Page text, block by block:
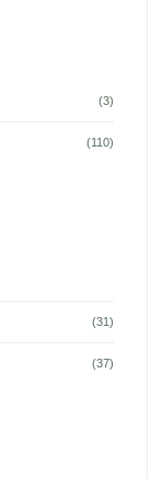
(3)
(110)
(31)
(37)